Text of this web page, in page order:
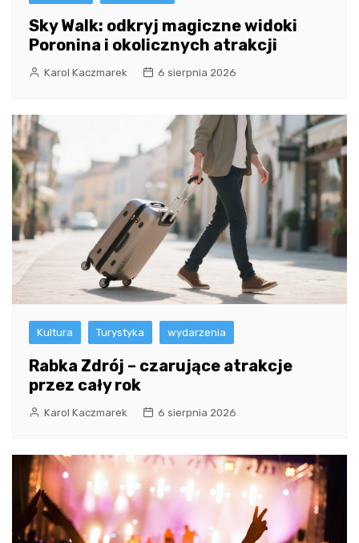
Sky Walk: odkryj magiczne widoki
Poronina i okolicznych atrakcji
Karol Kaczmarek 6 sierpnia 2026
Kultura Turystyka wydarzenia
Rabka Zdrój – czarujące atrakcje
przez cały rok
Karol Kaczmarek 6 sierpnia 2026